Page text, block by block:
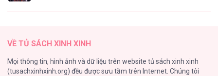
102
VỀ TỦ SÁCH XINH XINH
Mọi thông tin, hình ảnh và dữ liệu trên website tủ sách xinh xinh
(tusachxinhxinh.org) đều được sưu tầm trên Internet. Chúng tôi